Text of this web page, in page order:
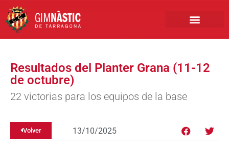
Resultados del Planter Grana (11-12
de octubre)
22 victorias para los equipos de la base
Volver 13/10/2025